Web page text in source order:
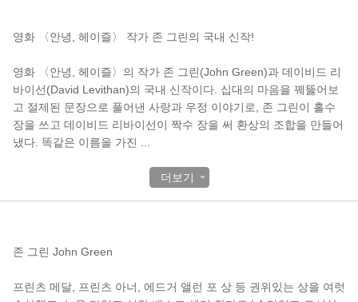
영화 〈안녕, 헤이즐〉 작가 존 그린의 국내 신작!
영화 〈안녕, 헤이즐〉의 작가 존 그린(John Green)과 데이비드 리
바이선(David Levithan)의 국내 신작이다. 십대의 마음을 꿰뚫어보
고 절제된 문장으로 풀어낸 사랑과 우정 이야기로, 존 그린이 홀수
장을 쓰고 데이비드 리바이선이 짝수 장을 써 환상의 조합을 만들어
냈다. 똑같은 이름을 가진
더보기
존 그린 John Green
프린츠 메달, 프린츠 아너, 에드거 앨런 포 상 등 권위있는 상을 여럿